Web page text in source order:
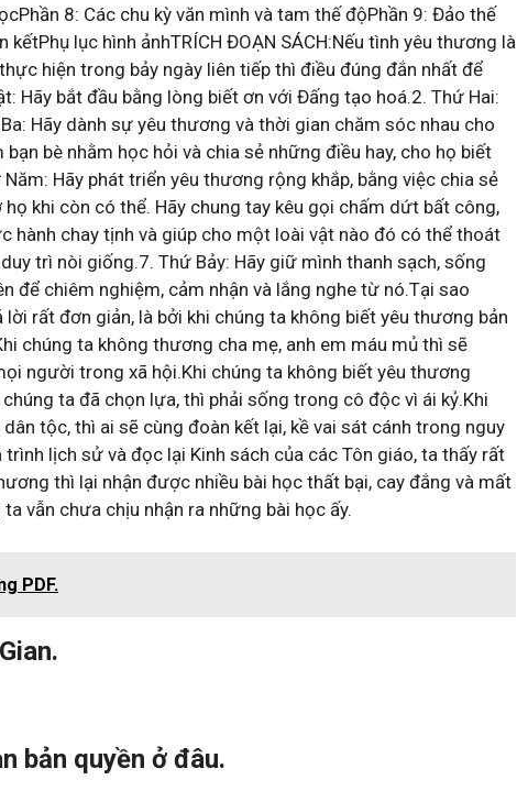
8: Các chu kỳ văn mình và tam thế độPhần 9: Đảo thế
lục hình ảnhTRÍCH ĐOẠN SÁCH:Nếu tình yêu thương là
hiện trong bảy ngày liên tiếp thì điều đúng đắn nhất để
Hãy bắt đầu bằng lòng biết ơn với Đấng tạo hoá.2. Thứ Hai:
Hãy dành sự yêu thương và thời gian chăm sóc nhau cho
bè nhằm học hỏi và chia sẻ những điều hay, cho họ biết
Hãy phát triển yêu thương rộng khắp, bằng việc chia sẻ
khi còn có thể. Hãy chung tay kêu gọi chấm dứt bất công,
hành chay tịnh và giúp cho một loài vật nào đó có thể thoát
trì nòi giống.7. Thứ Bảy: Hãy giữ mình thanh sạch, sống
để chiêm nghiệm, cảm nhận và lắng nghe từ nó.Tại sao
rất đơn giản, là bởi khi chúng ta không biết yêu thương bản
chúng ta không thương cha mẹ, anh em máu mủ thì sẽ
người trong xã hội.Khi chúng ta không biết yêu thương
ta đã chọn lựa, thì phải sống trong cô độc vì ái kỷ.Khi
tộc, thì ai sẽ cùng đoàn kết lại, kề vai sát cánh trong nguy
lịch sử và đọc lại Kinh sách của các Tôn giáo, ta thấy rất
thì lại nhận được nhiều bài học thất bại, cay đắng và mất
vẫn chưa chịu nhận ra những bài học ấy.
PDF.
bản quyền ở đâu.